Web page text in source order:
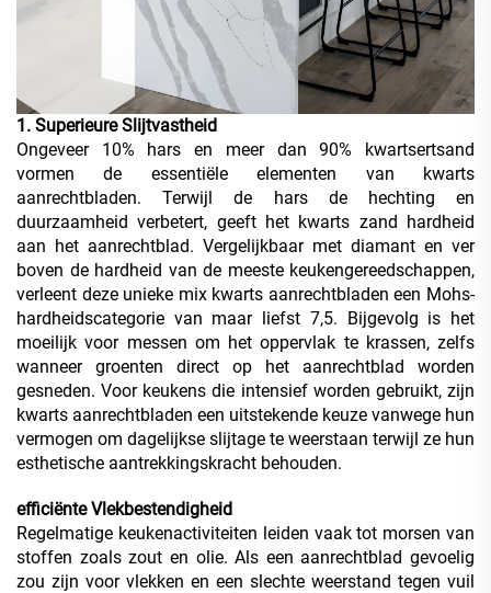
1. Superieure Slijtvastheid
Ongeveer 10% hars en meer dan 90% kwartsertsand
vormen de essentiële elementen van kwarts
aanrechtbladen. Terwijl de hars de hechting en
duurzaamheid verbetert, geeft het kwarts zand hardheid
aan het aanrechtblad. Vergelijkbaar met diamant en ver
boven de hardheid van de meeste keukengereedschappen,
verleent deze unieke mix kwarts aanrechtbladen een Mohs-
hardheidscategorie van maar liefst 7,5. Bijgevolg is het
moeilijk voor messen om het oppervlak te krassen, zelfs
wanneer groenten direct op het aanrechtblad worden
gesneden. Voor keukens die intensief worden gebruikt, zijn
kwarts aanrechtbladen een uitstekende keuze vanwege hun
vermogen om dagelijkse slijtage te weerstaan terwijl ze hun
esthetische aantrekkingskracht behouden.
efficiënte Vlekbestendigheid
Regelmatige keukenactiviteiten leiden vaak tot morsen van
stoffen zoals zout en olie. Als een aanrechtblad gevoelig
zou zijn voor vlekken en een slechte weerstand tegen vuil